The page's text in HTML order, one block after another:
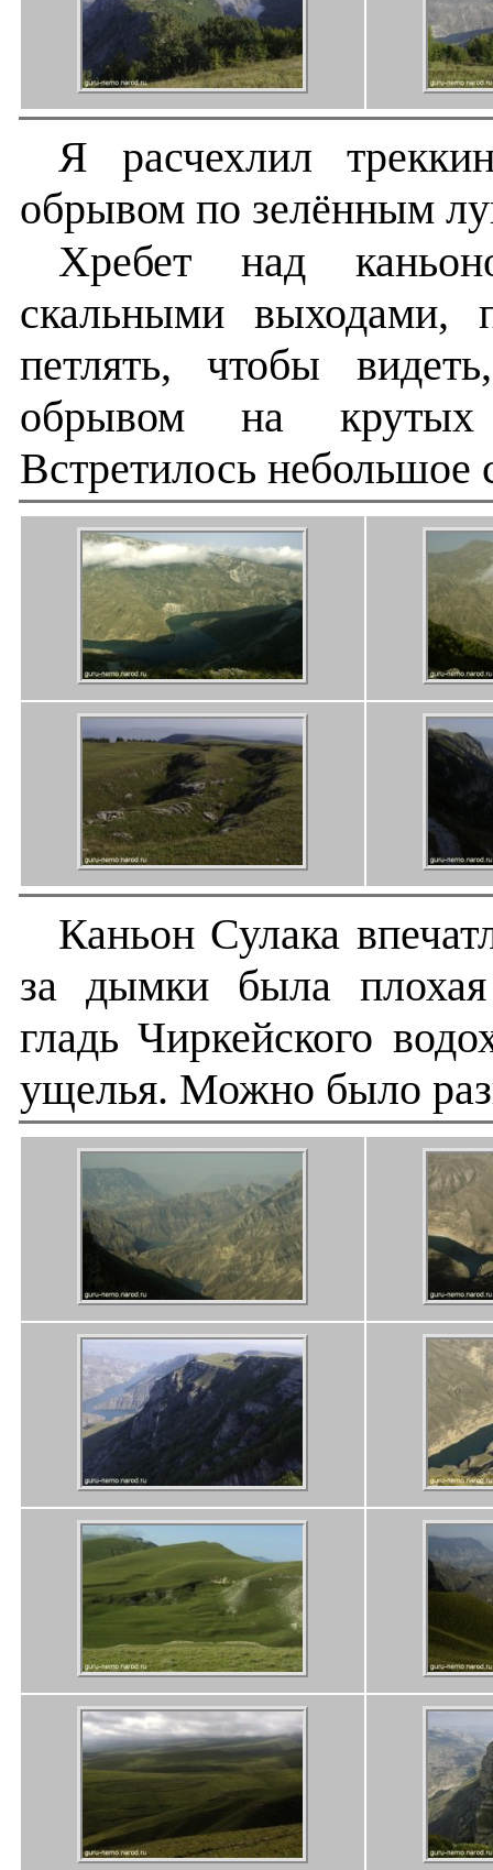
Я расчехлил
обрывом по зелённым
Хребет над
скальными выходами,
петлять, чтобы
обрывом на крутых
Встретилось небольшое
Каньон Сулака
за дымки была плохая
гладь Чиркейского
ущелья. Можно было